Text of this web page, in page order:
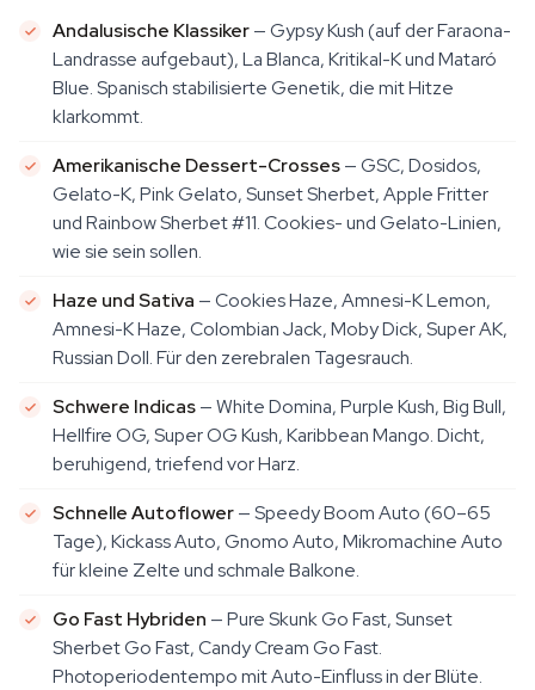
Andalusische Klassiker— Gypsy Kush (auf der Faraona-
Landrasse aufgebaut), La Blanca, Kritikal-K und Mataró
Blue. Spanisch stabilisierte Genetik, die mit Hitze
klarkommt.
Amerikanische Dessert-Crosses— GSC, Dosidos,
Gelato-K, Pink Gelato, Sunset Sherbet, Apple Fritter
und Rainbow Sherbet #11. Cookies- und Gelato-Linien,
wie sie sein sollen.
Haze und Sativa — Cookies Haze, Amnesi-K Lemon,
Amnesi-K Haze, Colombian Jack, Moby Dick, Super AK,
Russian Doll. Für den zerebralen Tagesrauch.
Schwere Indicas— White Domina, Purple Kush, Big Bull,
Hellfire OG, Super OG Kush, Karibbean Mango. Dicht,
beruhigend, triefend vor Harz.
Schnelle Autoflower— Speedy Boom Auto (60–65
Tage), Kickass Auto, Gnomo Auto, Mikromachine Auto
für kleine Zelte und schmale Balkone.
Go Fast Hybriden — Pure Skunk Go Fast, Sunset
Sherbet Go Fast, Candy Cream Go Fast.
Photoperiodentempo mit Auto-Einfluss in der Blüte.